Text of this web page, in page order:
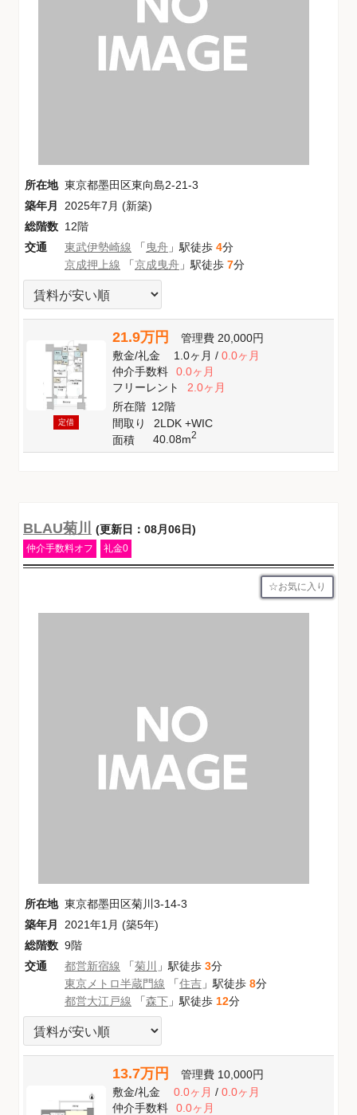
所在地 東京都墨田区東向島2-21-3
築年月
2025年7月 (新築)
総階数 12階
交通
東武伊勢崎線 「曳舟 」駅徒歩 4分
京成押上線 「京成曳舟 」駅徒歩 7分
定借
21.9万円 管理費 20,000円
敷金/礼金 1.0ヶ月/ 0.0ヶ月
仲介手数料
0.0ヶ月
フリーレント
2.0ヶ月
所在階 12階
間取り
2LDK +WIC
面積
40.08m2
BLAU菊川 (更新日：08月06日)
仲介手数料オフ 礼金0
お気に入り
所在地 東京都墨田区菊川3-14-3
築年月
2021年1月 (築5年)
総階数 9階
交通
都営新宿線 「菊川 」駅徒歩 3分
東京メトロ半蔵門線 「住吉 」駅徒歩 8分
都営大江戸線 「森下 」駅徒歩 12分
13.7万円 管理費 10,000円
敷金/礼金 0.0ヶ月/ 0.0ヶ月
仲介手数料
0.0ヶ月